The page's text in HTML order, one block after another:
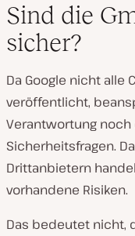
Sind die
sicher?
Da Google nicht alle
veröffentlicht,
Verantwortung
Sicherheitsfragen.
Drittanbietern
vorhandene Risiken.
Das bedeutet nicht,